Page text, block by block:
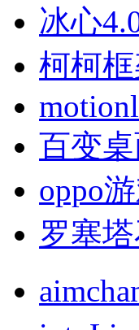
冰心
柯柯
百变
oppo
罗塞